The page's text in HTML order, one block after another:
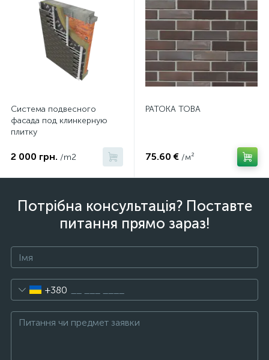
Система подвесного
фасада под клинкерную
плитку
2 000 грн. /m2
PATOKA TOBA
75.60 € /м²
Потрібна консультація? Поставте
питання прямо зараз!
+380